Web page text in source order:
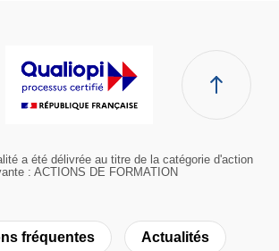
a été délivrée au titre de la catégorie d'action
: ACTIONS DE FORMATION
fréquentes Actualités